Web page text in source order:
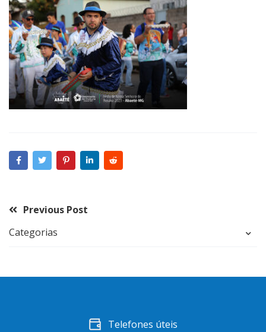
Previous Post
Categorias
Telefones úteis